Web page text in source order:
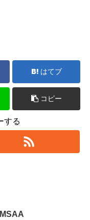
はてブ
コピー
する